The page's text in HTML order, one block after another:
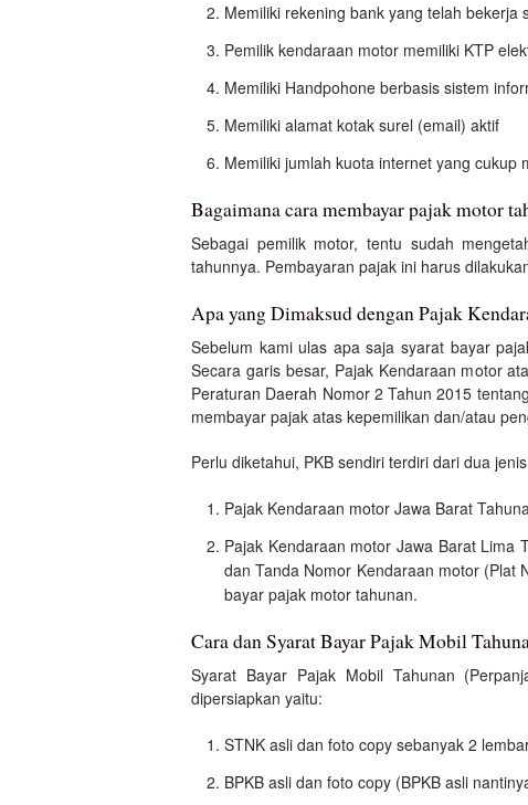
Memiliki rekening bank yang telah
Pemilik kendaraan motor memiliki KTP
Memiliki Handpohone berbasis sistem
Memiliki alamat kotak surel (email) aktif
Memiliki jumlah kuota internet yang cukup
Bagaimana cara membayar pajak motor
Sebagai pemilik motor, tentu sudah
tahunnya. Pembayaran pajak ini harus
Apa yang Dimaksud dengan Pajak
Sebelum kami ulas apa saja syarat bayar
Secara garis besar, Pajak Kendaraan motor
Peraturan Daerah Nomor 2 Tahun 2015
membayar pajak atas kepemilikan dan/atau
Perlu diketahui, PKB sendiri terdiri dari dua
Pajak Kendaraan motor Jawa Barat
Pajak Kendaraan motor Jawa Barat Lima
dan Tanda Nomor Kendaraan motor (Plat
bayar pajak motor tahunan.
Cara dan Syarat Bayar Pajak Mobil
Syarat Bayar Pajak Mobil Tahunan
dipersiapkan yaitu:
STNK asli dan foto copy sebanyak 2
BPKB asli dan foto copy (BPKB asli